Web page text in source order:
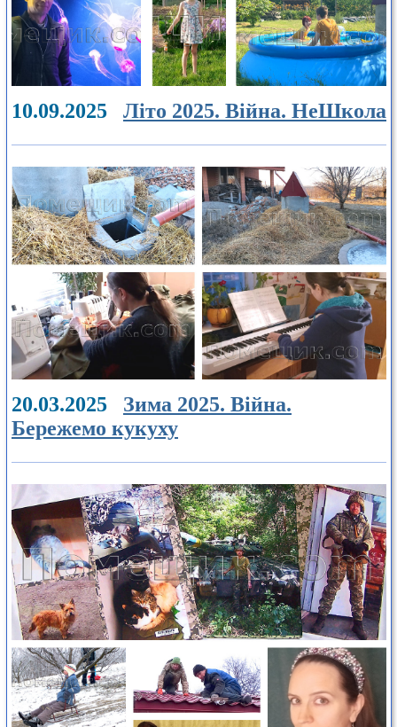
10.09.2025 Літо 2025. Війна. НеШкола
20.03.2025 Зима 2025. Війна.
Бережемо кукуху